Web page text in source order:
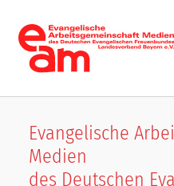
Evangelische
Medien
des Deutschen